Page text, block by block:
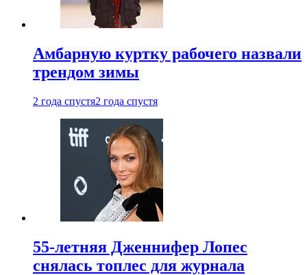
Амбарную куртку рабочего назвали
трендом зимы
2 года спустя2 года спустя
55-летняя Дженнифер Лопес
снялась топлес для журнала